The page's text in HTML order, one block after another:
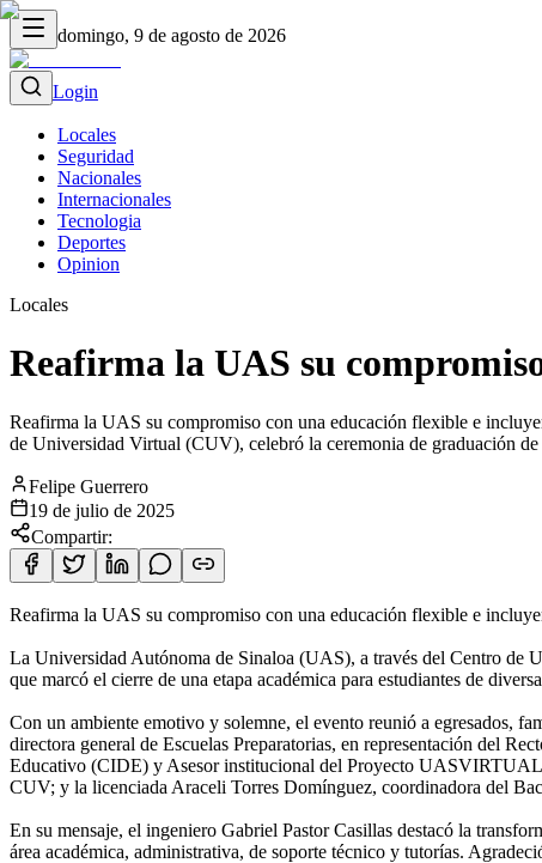
domingo, 9 de agosto de 2026
Login
Locales
Seguridad
Nacionales
Internacionales
Tecnologia
Deportes
Opinion
Locales
Reafirma la UAS su
Reafirma la UAS su compromiso con una educación flexible e
de Universidad Virtual (CUV), celebró la ceremonia de graduación de
Felipe Guerrero
19 de julio de 2025
Compartir:
Reafirma la UAS su compromiso con una educación flexible e
La Universidad Autónoma de Sinaloa (UAS), a través del Centro de
que marcó el cierre de una etapa académica para estudiantes de
Con un ambiente emotivo y solemne, el evento reunió a egresados,
directora general de Escuelas Preparatorias, en representación del
Educativo (CIDE) y Asesor institucional del Proyecto
CUV; y la licenciada Araceli Torres Domínguez, coordinadora del
En su mensaje, el ingeniero Gabriel Pastor Casillas destacó la
área académica, administrativa, de soporte técnico y tutorías.